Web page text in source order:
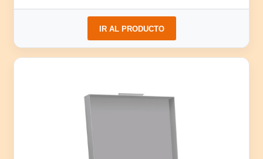
IR AL PRODUCTO